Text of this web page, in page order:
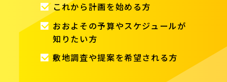
これから計画を始める方
おおよその予算やスケジュールが
知りたい方
敷地調査や提案を希望される方